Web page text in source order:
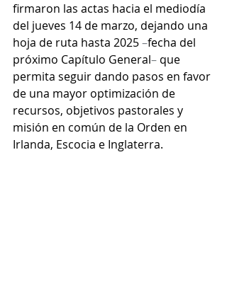
firmaron las actas hacia el mediodía
del jueves 14 de marzo, dejando una
hoja de ruta hasta 2025 –fecha del
próximo Capítulo General– que
permita seguir dando pasos en favor
de una mayor optimización de
recursos, objetivos pastorales y
misión en común de la Orden en
Irlanda, Escocia e Inglaterra.